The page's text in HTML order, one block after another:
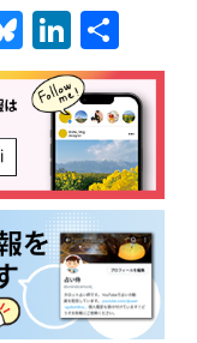
Bluesky
共
有